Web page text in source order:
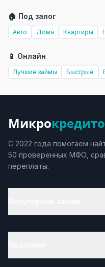
🏠 Под залог
Авто Дома Квартиры
📱 Онлайн
Лучшие займы Быстрые
Микрокредито
С 2022 года помогаем
50 проверенных МФО,
переплаты.